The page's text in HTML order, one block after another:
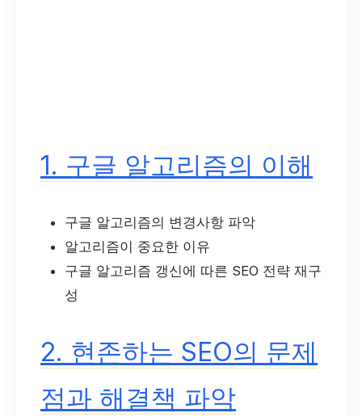
1. 구글 알고리즘의 이해
구글 알고리즘의 변경사항 파악
알고리즘이 중요한 이유
구글 알고리즘 갱신에 따른 SEO 전략 재구
성
2. 현존하는 SEO의 문제
점과 해결책 파악